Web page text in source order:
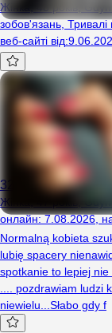
Жінка, 48 років,
зобов'язань, Тривалі
веб-сайті від:
321
Жінка, 47 років,
онлайн:7.08.2026,
Normalną kobieta
lubię spacery
spotkanie to lepiej
.... pozdrawiam ludzi
niewielu...Słabo gdy f